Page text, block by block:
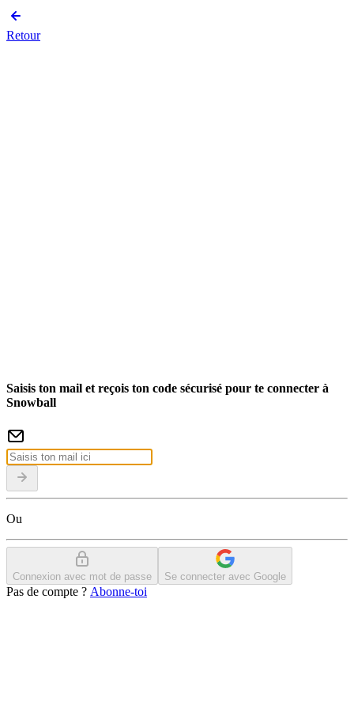
Retour
Saisis ton mail et reçois ton code sécurisé pour te connecter à
Snowball
Ou
Connexion avec mot de passe Se connecter avec Google
Pas de compte ? Abonne-toi